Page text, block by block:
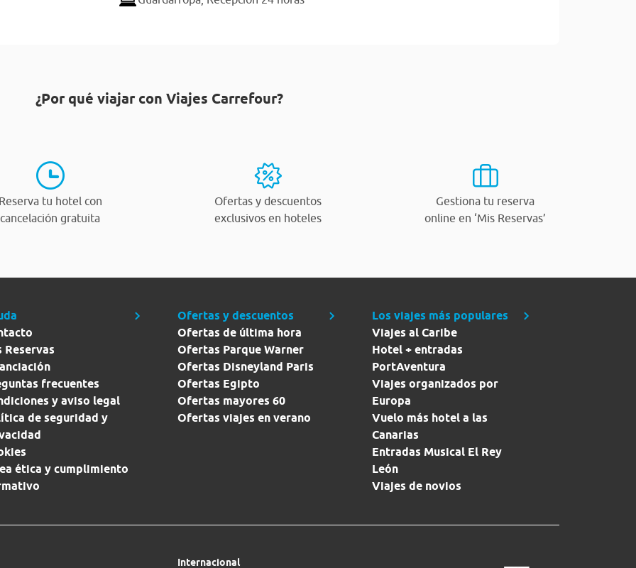
¿Por qué viajar con Viajes Carrefour?
tu hotel con
cancelación gratuita
Ofertas y descuentos
exclusivos en hoteles
Gestiona tu reserva
online en ‘Mis Reservas’
Reservas
frecuentes
y aviso legal
de seguridad y
ética y cumplimiento
Ofertas y descuentos
Ofertas de última hora
Ofertas Parque Warner
Ofertas Disneyland Paris
Ofertas Egipto
Ofertas mayores 60
Ofertas viajes en verano
Los viajes más populares
Viajes al Caribe
Hotel + entradas
PortAventura
Viajes organizados por
Europa
Vuelo más hotel a las
Canarias
Entradas Musical El Rey
León
Viajes de novios
Internacional